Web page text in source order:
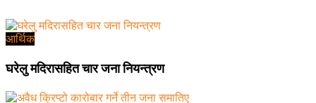
आर्थिक
घरेलु मदिरासहित चार जना नियन्त्रण